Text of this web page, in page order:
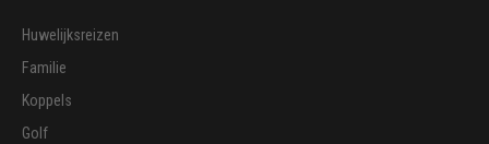
Huwelijksreizen
Familie
Koppels
Golf